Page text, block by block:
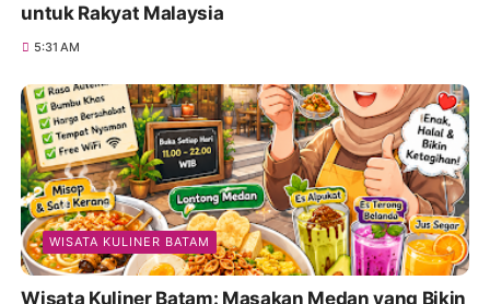
untuk Rakyat Malaysia
5:31 AM
WISATA KULINER BATAM
Wisata Kuliner Batam: Masakan Medan yang Bikin